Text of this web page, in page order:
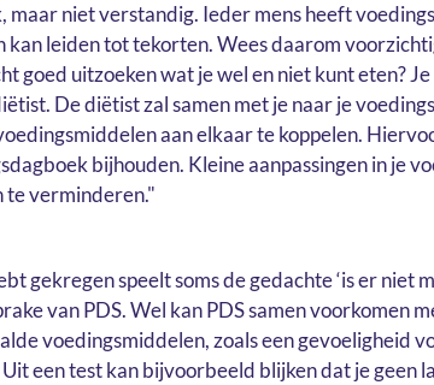
maar niet verstandig. Ieder mens heeft
kan leiden tot tekorten. Wees daarom
goed uitzoeken wat je wel en niet kunt eten?
De diëtist zal samen met je naar je
aan elkaar te koppelen.
bijhouden. Kleine aanpassingen in je
te verminderen."
gekregen speelt soms de gedachte ‘is er niet
van PDS. Wel kan PDS samen voorkomen
voedingsmiddelen, zoals een gevoeligheid
een test kan bijvoorbeeld blijken dat je geen